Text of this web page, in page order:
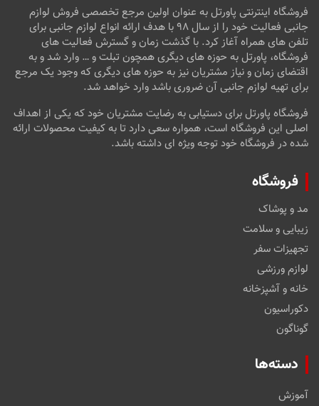
فروشگاه اینترنتی پاورتل به عنوان اولین مرجع تخصصی فروش لوازم
جانبی فعالیت خود را از سال ۹۸ با هدف ارائه انواع لوازم جانبی برای
تلفن های همراه آغاز کرد. با گذشت زمان و گسترش فعالیت های
فروشگاه، پاورتل به حوزه های دیگری همچون تبلت و … وارد شد و به
اقتضای زمان و نیاز مشتریان نیز به حوزه های دیگری که وجود یک مرجع
برای تهیه لوازم جانبی آن ضروری باشد وارد خواهد شد.
فروشگاه پاورتل برای دستیابی به رضایت مشتریان خود که یکی از اهداف
اصلی این فروشگاه است، همواره سعی دارد تا به کیفیت محصولات ارائه
شده در فروشگاه خود توجه ویژه ای داشته باشد.
فروشگاه
مد و پوشاک
زیبایی و سلامت
تجهیزات سفر
لوازم ورزشی
خانه و آشپزخانه
دکوراسیون
گوناگون
دسته‌ها
آموزش